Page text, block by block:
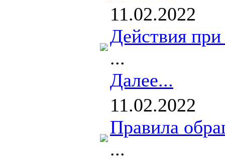
11.02.2022
Действия
...
Далее...
11.02.2022
Правила
...